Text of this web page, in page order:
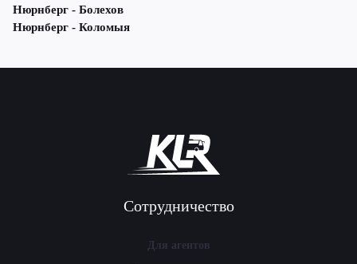
Нюрнберг - Болехов
Нюрнберг - Коломыя
Сотрудничество
Для агентов